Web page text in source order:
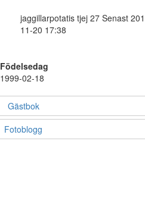
jaggillarpotatis tjej 27 Senast
11-20 17:38
Födelsedag
1999-02-18
Gästbok
Fotoblogg